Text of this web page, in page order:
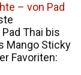
– von Pad
Thai bis
Mango Sticky
Favoriten: